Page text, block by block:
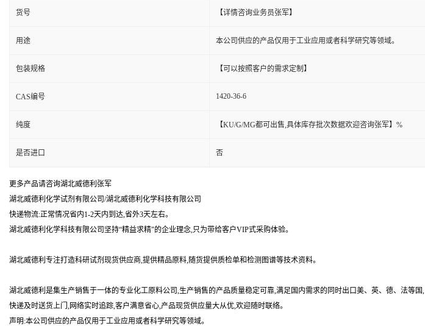
货号 【详情咨询业务员张军】
用途 本公司供应的产品仅用于工业应用或者科学研究等领域。
包装规格 【可以按照客户的需求定制】
CAS编号 1420-36-6
纯度 【KU/G/MG都可出售,具体库存批次数据欢迎咨询张军】%
是否进口 否
更多产品请咨询湖北威德利张军
湖北威德利化学试剂有限公司/湖北威德利化学科技有限公司
快递物流:正常情况省内1-2天内到达,省外3天左右。
湖北威德利化学科技有限公司坚持“精益求精"的企业理念,只为带给客户VIP式采购体验。
湖北威德利专注打造科研试剂现货供应商,提供精品原料,随货提供质检单和检测图谱等技术资料。
湖北威德利是集生产销售于一体的专业化工原料公司,生产销售的产品质量稳定可靠,满足国内需求的同时出口美、英、德、法等国,
快递及时送货上门,网络实时追踪,客户满意省心,产品现货供应量大从优,欢迎随时联络。
声明:本公司供应的产品仅用于工业应用或者科学研究等领域。